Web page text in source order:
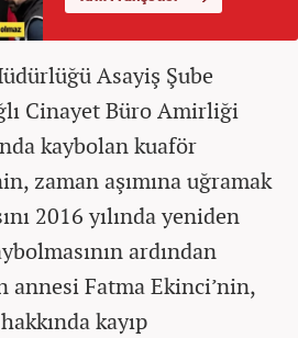
Asayiş Şube
Cinayet Büro Amirliği
kaybolan kuaför
zaman aşımına uğramak
2016 yılında yeniden
ardından
annesi Fatma Ekinci’nin,
kayıp